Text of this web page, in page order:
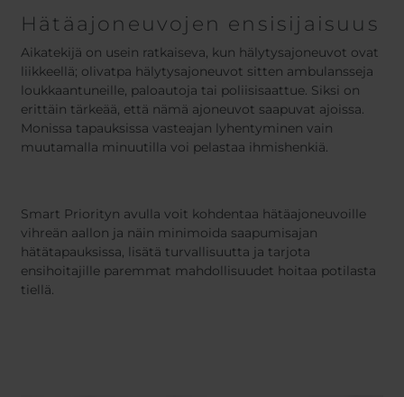
Hätäajoneuvojen ensisijaisuus
Aikatekijä on usein ratkaiseva, kun hälytysajoneuvot ovat
liikkeellä; olivatpa hälytysajoneuvot sitten ambulansseja
loukkaantuneille, paloautoja tai poliisisaattue. Siksi on
erittäin tärkeää, että nämä ajoneuvot saapuvat ajoissa.
Monissa tapauksissa vasteajan lyhentyminen vain
muutamalla minuutilla voi pelastaa ihmishenkiä.
Smart Priorityn avulla voit kohdentaa hätäajoneuvoille
vihreän aallon ja näin minimoida saapumisajan
hätätapauksissa, lisätä turvallisuutta ja tarjota
ensihoitajille paremmat mahdollisuudet hoitaa potilasta
tiellä.